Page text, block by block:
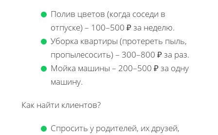
Полив цветов (когда соседи в
отпуске) – 100–500 ₽ за неделю.
Уборка квартиры (протереть пыль,
пропылесосить) – 300–800 ₽ за раз.
Мойка машины – 200–500 ₽ за одну
машину.
Как найти клиентов?
Спросить у родителей, их друзей,